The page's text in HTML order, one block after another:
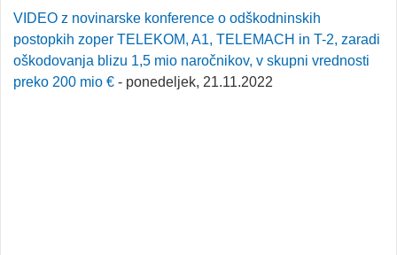
VIDEO z novinarske konference o odškodninskih
postopkih zoper TELEKOM, A1, TELEMACH in T-2, zaradi
oškodovanja blizu 1,5 mio naročnikov, v skupni vrednosti
preko 200 mio € - ponedeljek, 21.11.2022